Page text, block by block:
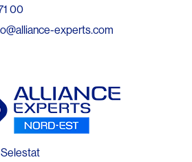
00
experts.com
Selestat